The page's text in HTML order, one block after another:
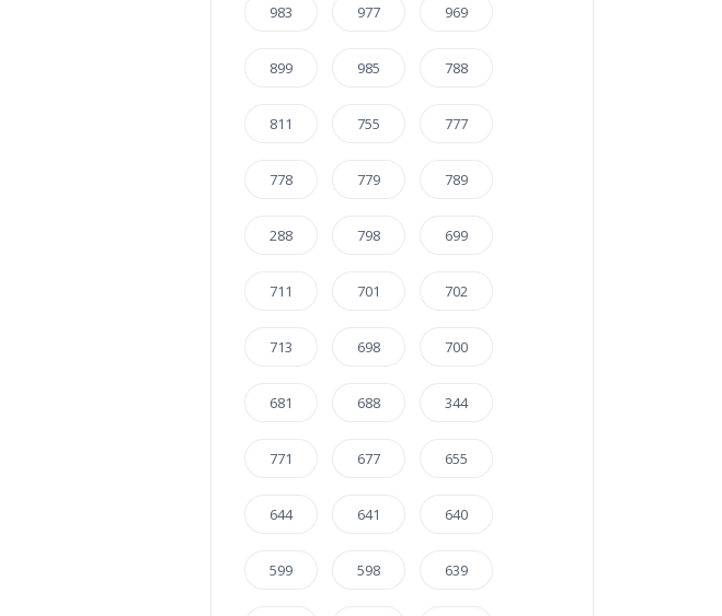
983 977 969
899 985 788
811 755 777
778 779 789
288 798 699
711 701 702
713 698 700
681 688 344
771 677 655
644 641 640
599 598 639